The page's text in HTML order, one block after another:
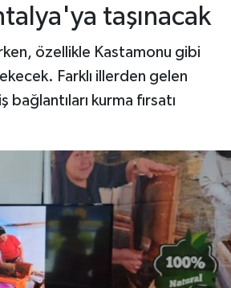
taşınacak
özellikle Kastamonu gibi
Farklı illerden gelen
bağlantıları kurma fırsatı